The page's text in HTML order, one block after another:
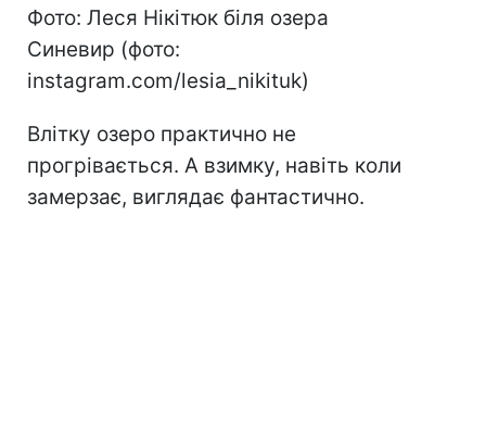
Фото: Леся Нікітюк біля озера
Синевир (фото:
instagram.com/lesia_nikituk)
Влітку озеро практично не
прогрівається. А взимку, навіть коли
замерзає, виглядає фантастично.